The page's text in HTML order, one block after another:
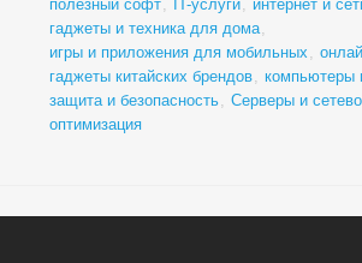
полезный софт, IT-услуги, интернет и
гаджеты и техника для дома,
игры и приложения для мобильных ,
гаджеты китайских брендов, компьютеры
защита и безопасность, Серверы и
оптимизация